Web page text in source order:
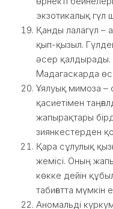
экзотикалық гүл
Қанды лалагүл –
қып-қызыл.
әсер қалдырады.
Мадагаскарда
Ұялуық мимоза –
қасиетімен
жапырақтары
зиянкестерден
Қара сұлулық
жемісі. Оның
көкке дейін
табиғатта мүмкін
Аномальді